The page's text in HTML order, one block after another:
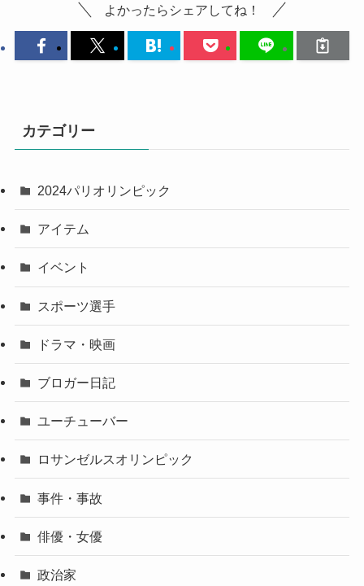
よかったらシェアしてね！
カテゴリー
2024パリオリンピック
アイテム
イベント
スポーツ選手
ドラマ・映画
ブロガー日記
ユーチューバー
ロサンゼルスオリンピック
事件・事故
俳優・女優
政治家